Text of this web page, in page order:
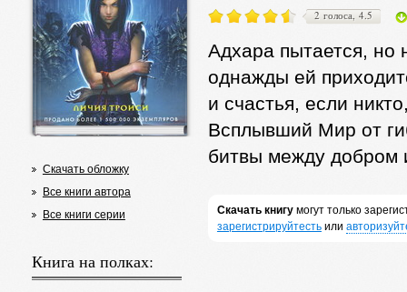
Скачать обложку
Все книги автора
Все книги серии
Книга на полках:
2 голоса, 4.5
Адхара пытается, но
однажды ей
и счастья, если
Всплывший Мир от
битвы между добром
Скачать книгумогут только
зарегистрируйтестьили